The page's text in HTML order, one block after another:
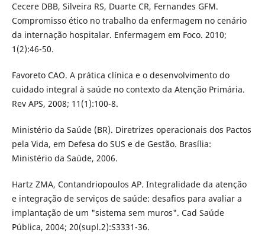
Cecere DBB, Silveira RS, Duarte CR, Fernandes GFM.
Compromisso ético no trabalho da enfermagem no cenário
da internação hospitalar. Enfermagem em Foco. 2010;
1(2):46-50.
Favoreto CAO. A prática clínica e o desenvolvimento do
cuidado integral à saúde no contexto da Atenção Primária.
Rev APS, 2008; 11(1):100-8.
Ministério da Saúde (BR). Diretrizes operacionais dos Pactos
pela Vida, em Defesa do SUS e de Gestão. Brasília:
Ministério da Saúde, 2006.
Hartz ZMA, Contandriopoulos AP. Integralidade da atenção
e integração de serviços de saúde: desafios para avaliar a
implantação de um "sistema sem muros". Cad Saúde
Pública, 2004; 20(supl.2):S3331-36.